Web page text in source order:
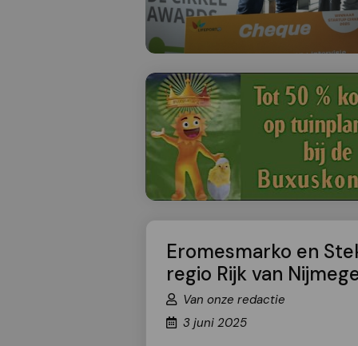
Eromesmarko en
regio Rijk van
Van onze redactie
3 juni 2025